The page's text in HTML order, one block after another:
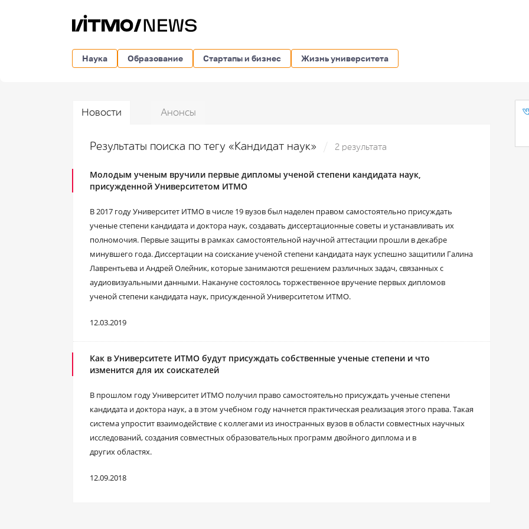
Наука Образование Стартапы и бизнес Жизнь университета
Новости Анонсы
Результаты поиска по тегу «Кандидат наук» 2 результата
Молодым ученым вручили первые дипломы ученой степени кандидата наук,
присужденной Университетом ИТМО
В 2017 году Университет ИТМО в числе 19 вузов был наделен правом самостоятельно присуждать
ученые степени кандидата и доктора наук, создавать диссертационные советы и устанавливать их
полномочия. Первые защиты в рамках самостоятельной научной аттестации прошли в декабре
минувшего года. Диссертации на соискание ученой степени кандидата наук успешно защитили Галина
Лаврентьева и Андрей Олейник, которые занимаются решением различных задач, связанных с
аудиовизуальными данными. Накануне состоялось торжественное вручение первых дипломов
ученой степени кандидата наук, присужденной Университетом ИТМО.
12.03.2019
Как в Университете ИТМО будут присуждать собственные ученые степени и что
изменится для их соискателей
В прошлом году Университет ИТМО получил право самостоятельно присуждать ученые степени
кандидата и доктора наук, а в этом учебном году начнется практическая реализация этого права. Такая
система упростит взаимодействие с коллегами из иностранных вузов в области совместных научных
исследований, создания совместных образовательных программ двойного диплома и в
других областях.
12.09.2018